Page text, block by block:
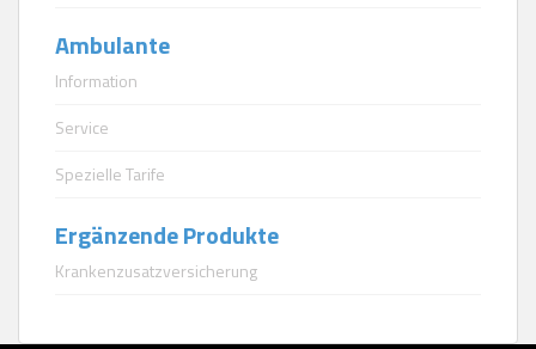
Ambulante
Information
Service
Spezielle Tarife
Ergänzende Produkte
Krankenzusatzversicherung